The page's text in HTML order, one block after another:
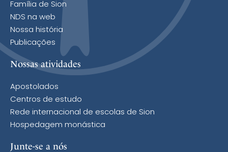
Família de Sion
NDS na web
Nossa história
Publicações
Nossas atividades
Apostolados
Centros de estudo
Rede internacional de escolas de Sion
Hospedagem monástica
Junte-se a nós